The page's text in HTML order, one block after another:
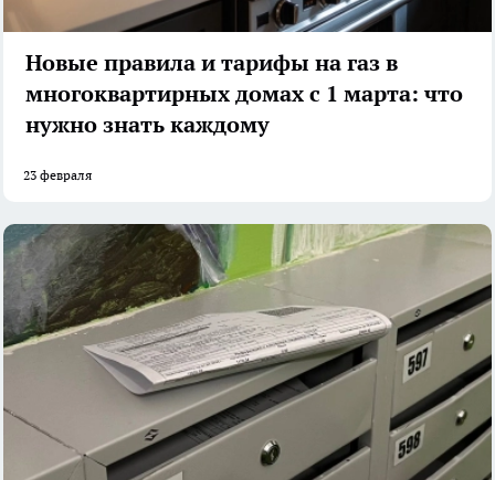
Новые правила и тарифы на газ в
многоквартирных домах с 1 марта: что
нужно знать каждому
23 февраля